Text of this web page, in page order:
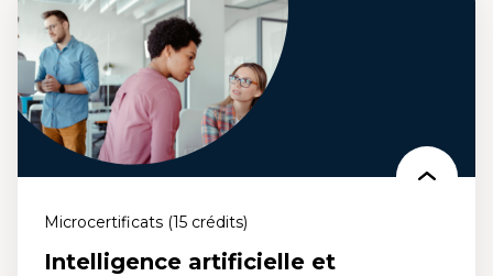
Un microcertificat qui te permet de comprendre les enjeux des
organisations pour mettre en oeuvre des stratégies favorisant la
transition socioécologique.
Microcertificats (15 crédits)
Intelligence artificielle et